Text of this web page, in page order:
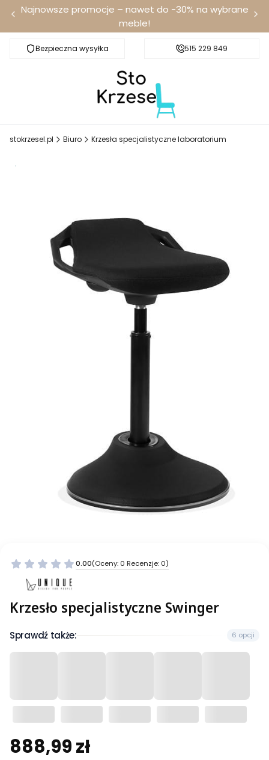
Najnowsze promocje – nawet do -30% na wybrane
meble!
Bezpieczna wysyłka Darmowa dostawa od 100 zł
515 229 849
stokrzesel.pl Biuro Krzesła specjalistyczne laboratorium
-12% z kodem PROMO12
0.00(Oceny: 0 Recenzje: 0)
Krzesło specjalistyczne Swinger
Sprawdź także: 6 opcji
Cena
888,99 zł